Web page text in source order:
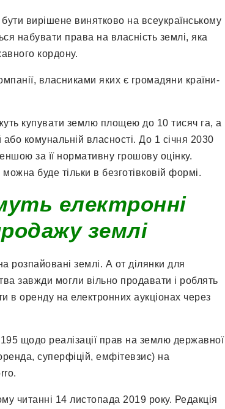
вирішене винятково на всеукраїнському
набувати права на власність землі, яка
кордону.
власниками яких є громадяни країни-
купувати землю площею до 10 тисяч га, а
комунальній власності. До 1 січня 2030
за її нормативну грошову оцінку.
буде тільки в безготівковій формі.
електронні
землі
розпайовані землі. А от ділянки для
завжди могли вільно продавати і роблять
в оренду на електронних аукціонах через
щодо реалізації прав на землю державної
суперфіцій, емфітевзис) на
читанні 14 листопада 2019 року. Редакція